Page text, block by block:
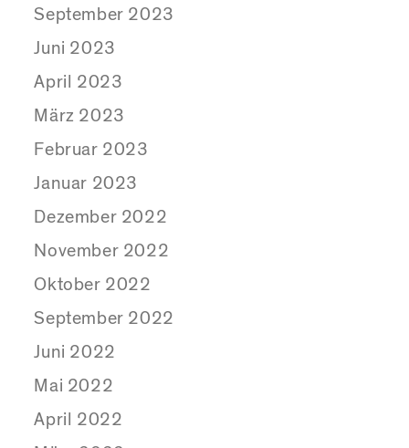
September 2023
Juni 2023
April 2023
März 2023
Februar 2023
Januar 2023
Dezember 2022
November 2022
Oktober 2022
September 2022
Juni 2022
Mai 2022
April 2022